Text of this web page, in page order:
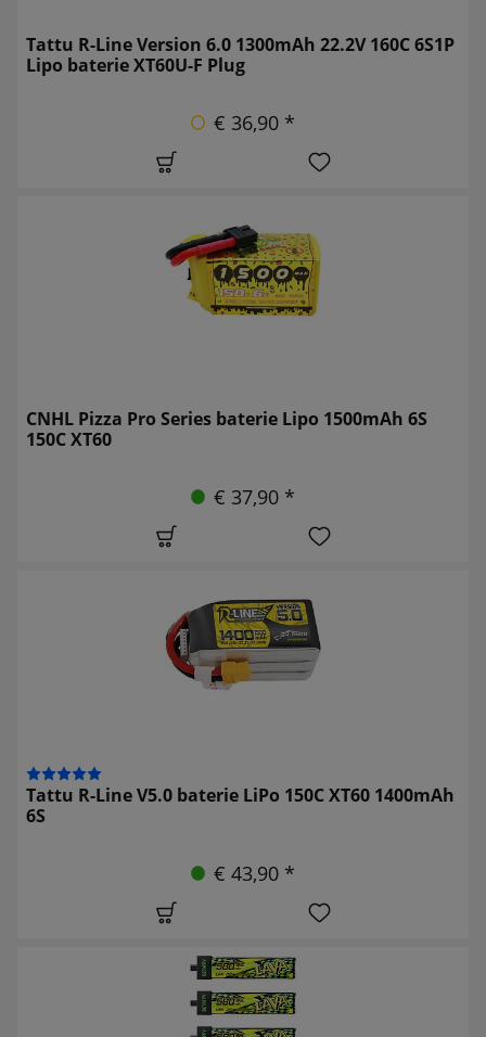
Tattu R-Line Version 6.0 1300mAh 22.2V 160C 6S1P
Lipo baterie XT60U-F Plug
€ 36,90 *
CNHL Pizza Pro Series baterie Lipo 1500mAh 6S
150C XT60
€ 37,90 *
Tattu R-Line V5.0 baterie LiPo 150C XT60 1400mAh
6S
€ 43,90 *